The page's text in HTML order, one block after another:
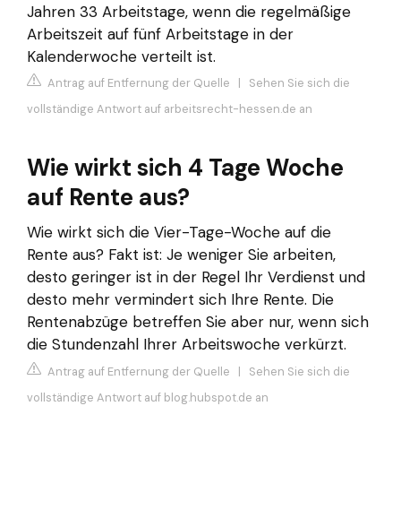
Jahren 33 Arbeitstage, wenn die regelmäßige
Arbeitszeit auf fünf Arbeitstage in der
Kalenderwoche verteilt ist.
Antrag auf Entfernung der Quelle | Sehen Sie sich die
vollständige Antwort auf arbeitsrecht-hessen.de an
Wie wirkt sich 4 Tage Woche
auf Rente aus?
Wie wirkt sich die Vier-Tage-Woche auf die
Rente aus? Fakt ist: Je weniger Sie arbeiten,
desto geringer ist in der Regel Ihr Verdienst und
desto mehr vermindert sich Ihre Rente. Die
Rentenabzüge betreffen Sie aber nur, wenn sich
die Stundenzahl Ihrer Arbeitswoche verkürzt.
Antrag auf Entfernung der Quelle | Sehen Sie sich die
vollständige Antwort auf blog.hubspot.de an